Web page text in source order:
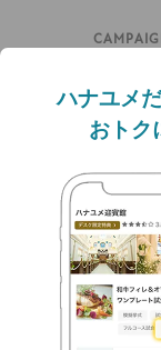
気になる式場
ハナユメ
おトク
式場探しで最
結婚式
結婚式場を探すならハ
結婚式場を探
ブライダルフ